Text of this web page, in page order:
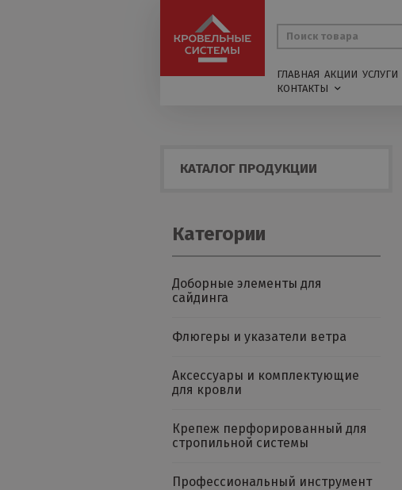
ГЛАВНАЯ АКЦИИ УСЛУГИ
КОНТАКТЫ
КАТАЛОГ ПРОДУКЦИИ
Категории
Доборные элементы для
сайдинга
Флюгеры и указатели ветра
Аксессуары и комплектующие
для кровли
Крепеж перфорированный для
стропильной системы
Профессиональный инструмент